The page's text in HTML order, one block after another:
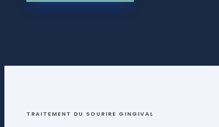
TRAITEMENT DU SOURIRE GINGIVAL